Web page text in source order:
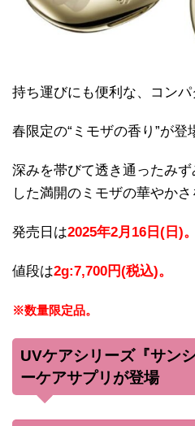
持ち運びにも便利な、コンパ
春限定の“ミモザの香り”が登
深みを帯びて透き通ったみ
した満開のミモザの華やかさ
発売日は2025年2月16日(日)。
値段は2g:7,700円(税込)。
※数量限定品。
UVケアシリーズ『サン
ーケアサプリが登場